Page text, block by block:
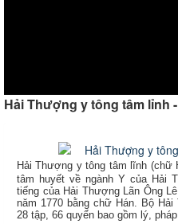
Hải Thượng y tông tâm lỉnh
Hải Thượng y tông tâm lĩnh (chữ
tâm huyết về ngành Y của Hải
tiếng của Hải Thượng Lãn Ông
năm 1770 bằng chữ Hán. Bộ
28 tập, 66 quyển bao gồm lý,